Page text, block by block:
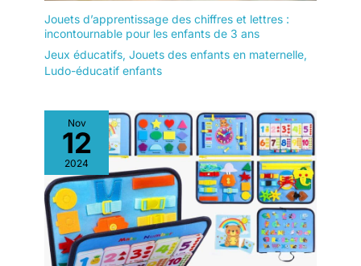
Jouets d’apprentissage des chiffres et lettres :
incontournable pour les enfants de 3 ans
Jeux éducatifs, Jouets des enfants en maternelle,
Ludo-éducatif enfants
Nov
12
2024